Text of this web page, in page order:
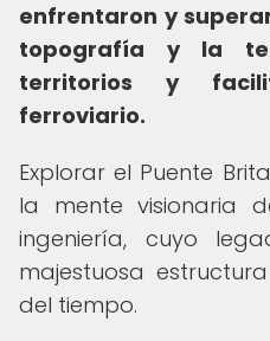
enfrentaron y
topografía y la
territorios y
ferroviario.
Explorar el Puente
la mente visionaria
ingeniería, cuyo
majestuosa
del tiempo.